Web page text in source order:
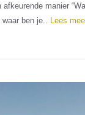
afkeurende manier
ben je..
Lees